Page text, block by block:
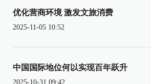
优化营商环境 激发文旅消费
2025-11-05 10:52
中国国际地位何以实现百年跃升
2025-10-31 09:42